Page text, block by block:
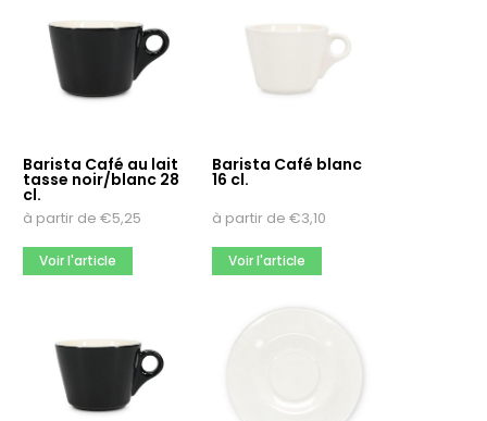
Barista Café au lait
tasse noir/blanc 28
cl.
à partir de €5,25
Voir l'article
Barista Café blanc
16 cl.
à partir de€3,10
Voir l'article